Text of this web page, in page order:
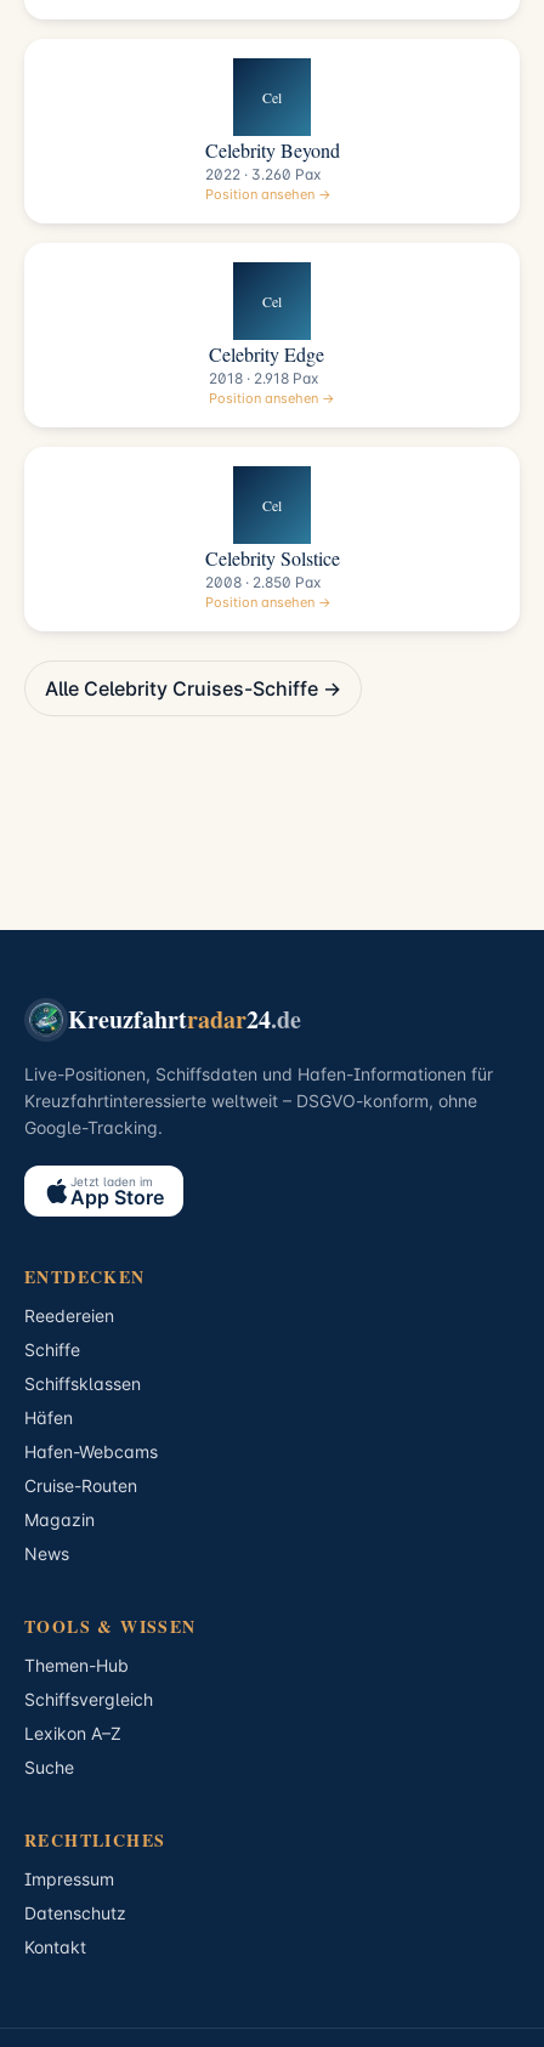
Cel
Celebrity Beyond
2022 · 3.260 Pax
Position ansehen →
Cel
Celebrity Edge
2018 · 2.918 Pax
Position ansehen →
Cel
Celebrity Solstice
2008 · 2.850 Pax
Position ansehen →
Alle Celebrity Cruises-Schiffe →
Kreuzfahrtradar24.de
Live-Positionen, Schiffsdaten und Hafen-Informationen für
Kreuzfahrtinteressierte weltweit – DSGVO-konform, ohne
Google-Tracking.
Jetzt laden im
App Store
ENTDECKEN
Reedereien
Schiffe
Schiffsklassen
Häfen
Hafen-Webcams
Cruise-Routen
Magazin
News
TOOLS & WISSEN
Themen-Hub
Schiffsvergleich
Lexikon A–Z
Suche
RECHTLICHES
Impressum
Datenschutz
Kontakt